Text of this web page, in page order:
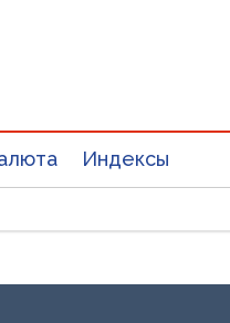
Индексы